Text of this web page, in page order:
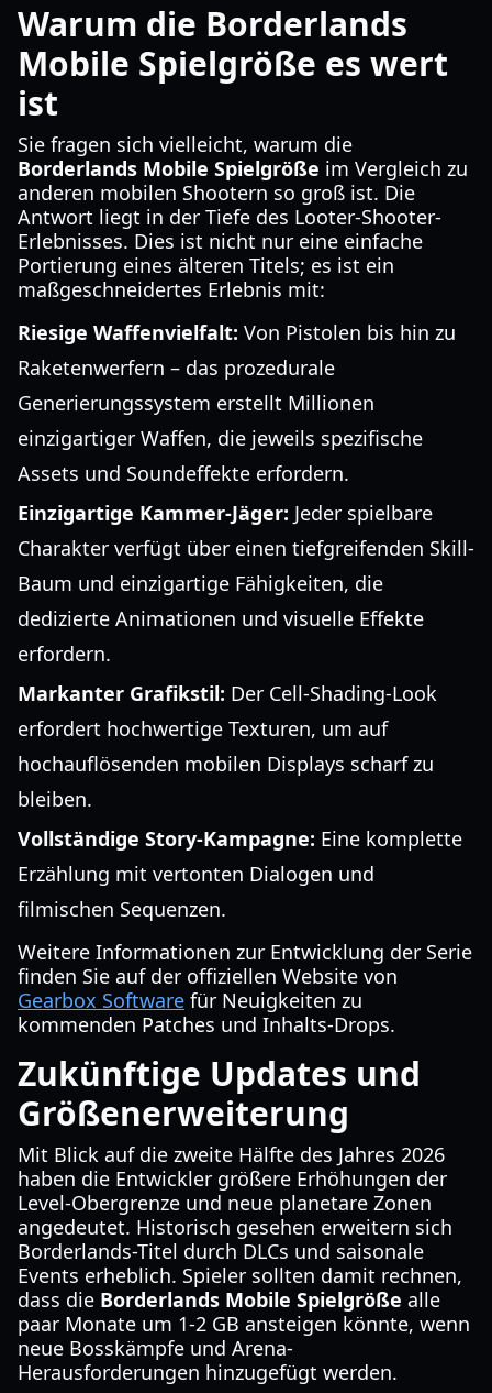
Warum die Borderlands
Mobile Spielgröße es wert
ist
Sie fragen sich vielleicht, warum die
Borderlands Mobile Spielgröße im Vergleich zu
anderen mobilen Shootern so groß ist. Die
Antwort liegt in der Tiefe des Looter-Shooter-
Erlebnisses. Dies ist nicht nur eine einfache
Portierung eines älteren Titels; es ist ein
maßgeschneidertes Erlebnis mit:
Riesige Waffenvielfalt: Von Pistolen bis hin zu
Raketenwerfern – das prozedurale
Generierungssystem erstellt Millionen
einzigartiger Waffen, die jeweils spezifische
Assets und Soundeffekte erfordern.
Einzigartige Kammer-Jäger: Jeder spielbare
Charakter verfügt über einen tiefgreifenden Skill-
Baum und einzigartige Fähigkeiten, die
dedizierte Animationen und visuelle Effekte
erfordern.
Markanter Grafikstil: Der Cell-Shading-Look
erfordert hochwertige Texturen, um auf
hochauflösenden mobilen Displays scharf zu
bleiben.
Vollständige Story-Kampagne: Eine komplette
Erzählung mit vertonten Dialogen und
filmischen Sequenzen.
Weitere Informationen zur Entwicklung der Serie
finden Sie auf der offiziellen Website von
Gearbox Software für Neuigkeiten zu
kommenden Patches und Inhalts-Drops.
Zukünftige Updates und
Größenerweiterung
Mit Blick auf die zweite Hälfte des Jahres 2026
haben die Entwickler größere Erhöhungen der
Level-Obergrenze und neue planetare Zonen
angedeutet. Historisch gesehen erweitern sich
Borderlands-Titel durch DLCs und saisonale
Events erheblich. Spieler sollten damit rechnen,
dass die Borderlands Mobile Spielgröße alle
paar Monate um 1-2 GB ansteigen könnte, wenn
neue Bosskämpfe und Arena-
Herausforderungen hinzugefügt werden.